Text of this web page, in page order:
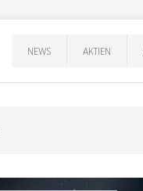
NEWS AKTIEN